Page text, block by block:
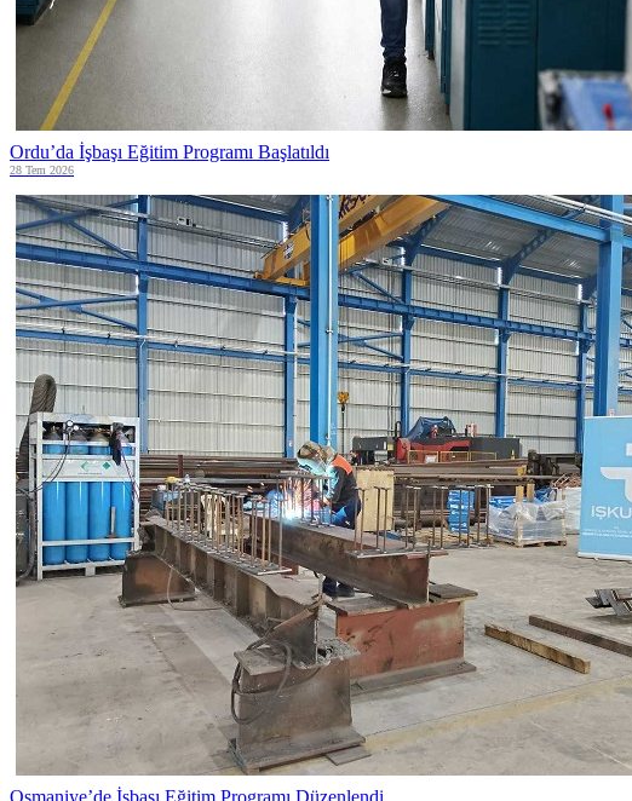
Ordu’da İşbaşı Eğitim Programı Başlatıldı
28 Tem 2026